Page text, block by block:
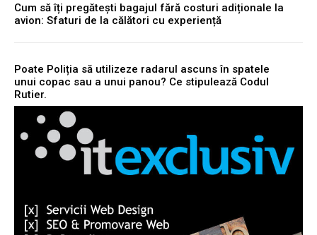
Cum să îți pregătești bagajul fără costuri adiționale la
avion: Sfaturi de la călători cu experiență
Poate Poliția să utilizeze radarul ascuns în spatele
unui copac sau a unui panou? Ce stipulează Codul
Rutier.